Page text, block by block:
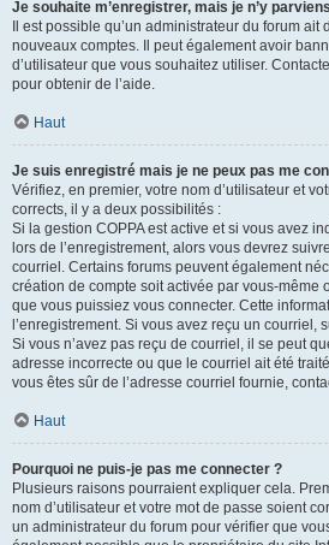
Je souhaite m’enregistrer, mais je n’y
Il est possible qu’un administrateur du forum
nouveaux comptes. Il peut également avoir
d’utilisateur que vous souhaitez utiliser.
pour obtenir de l’aide.
Haut
Je suis enregistré mais je ne peux pas me
Vérifiez, en premier, votre nom d’utilisateur et
corrects, il y a deux possibilités :
Si la gestion COPPA est active et si vous avez
lors de l’enregistrement, alors vous devrez
courriel. Certains forums peuvent également
création de compte soit activée par vous-même
que vous puissiez vous connecter. Cette
l’enregistrement. Si vous avez reçu un courriel,
Si vous n’avez pas reçu de courriel, il se peut
adresse incorrecte ou que le courriel ait été
vous êtes sûr de l’adresse courriel fournie,
Haut
Pourquoi ne puis-je pas me connecter ?
Plusieurs raisons pourraient expliquer cela.
nom d’utilisateur et votre mot de passe soient
un administrateur du forum pour vérifier que